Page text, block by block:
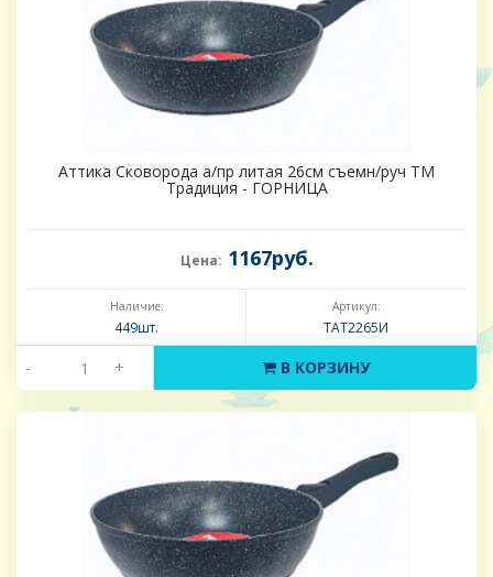
Аттика Сковорода а/пр литая 26см съемн/руч ТМ
Традиция - ГОРНИЦА
Цена: 1167руб.
Наличие:
449шт.
Артикул:
ТАТ2265И
- + В КОРЗИНУ